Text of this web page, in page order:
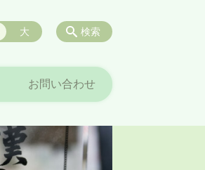
お問い合わせ
検索
大